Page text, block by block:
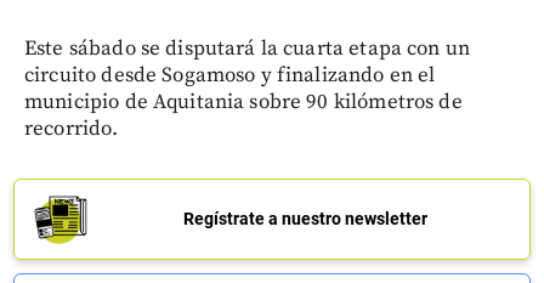
Este sábado se disputará la cuarta etapa con un
circuito desde Sogamoso y finalizando en el
municipio de Aquitania sobre 90 kilómetros de
recorrido.
Regístrate a nuestro newsletter